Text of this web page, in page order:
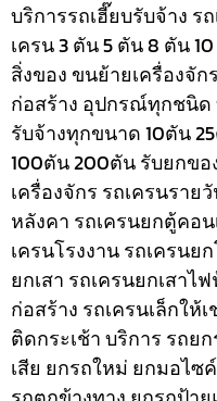
บริการรถเฮี๊ยบรับจ้าง ร
เครน 3 ตัน 5 ตัน 8 ตัน
สิ่งของ ขนย้ายเครื่องจั
ก่อสร้าง อุปกรณ์ทุกชนิด
รับจ้างทุกขนาด 10ตัน
100ตัน 200ตัน รับยกข
เครื่องจักร รถเครนราย
หลังคา รถเครนยกตู้คอ
เครนโรงงาน รถเครนย
ยกเสา รถเครนยกเสาไ
ก่อสร้าง รถเครนเล็กให้
ติดกระเช้าบริการ รถย
เสีย ยกรถใหม่ ยกมอไ